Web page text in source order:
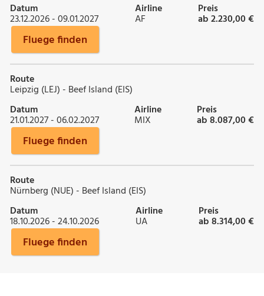
Datum
23.12.2026 - 09.01.2027
Airline
AF
Preis
ab 2.230,00 €
Fluege finden
Route
Leipzig (LEJ) - Beef Island (EIS)
Datum
21.01.2027 - 06.02.2027
Airline
MIX
Preis
ab 8.087,00 €
Fluege finden
Route
Nürnberg (NUE) - Beef Island (EIS)
Datum
18.10.2026 - 24.10.2026
Airline
UA
Preis
ab 8.314,00 €
Fluege finden